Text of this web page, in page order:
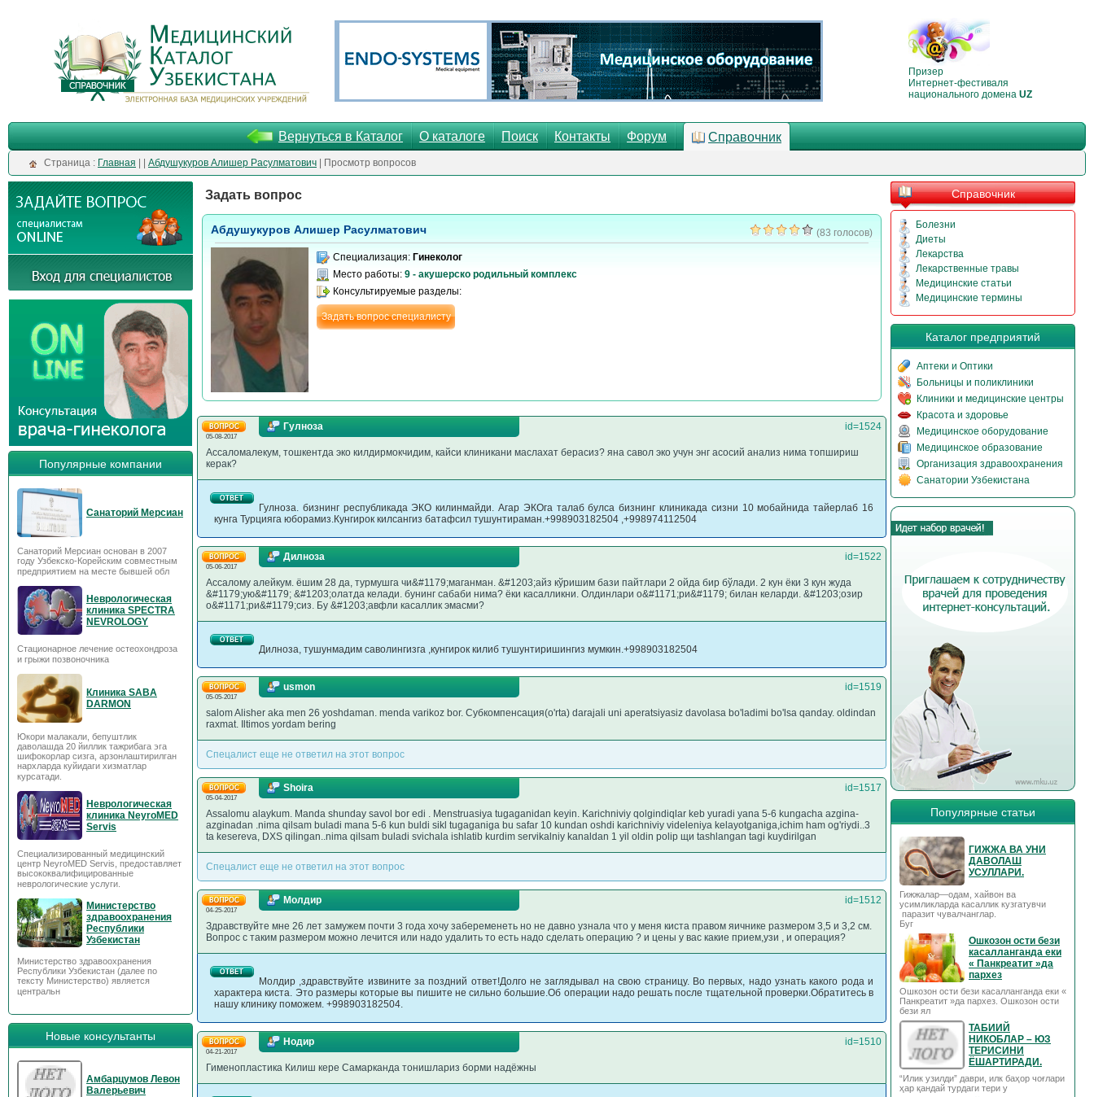
Призер
Интернет-фестиваля
национального домена UZ
Вернуться в Каталог О каталоге Поиск Контакты Форум Справочник
Cтраница : Главная Абдушукуров Алишер Расулматович | Просмотр вопросов
Популярные компании
Санаторий Мерсиан
Санаторий Мерсиан основан в 2007
году Узбекско-Корейским совместным
предприятием на месте бывшей обл
Неврологическая
клиника SPECTRA
NEVROLOGY
Стационарное лечение остеохондроза
и грыжи позвоночника
Клиника SABA
DARMON
Юкори малакали, бепуштлик
даволашда 20 йиллик тажрибага эга
шифокорлар сизга, арзонлаштирилган
нархларда куйидаги хизматлар
курсатади.
Неврологическая
клиника NeyroMED
Servis
Специализированный медицинский
центр NeyroMED Servis, предоставляет
высококвалифицированные
неврологические услуги.
Министерство
здравоохранения
Республики
Узбекистан
Министерство здравоохранения
Республики Узбекистан (далее по
тексту Министерство) является
центральн
Новые консультанты
Амбарцумов Левон
Валерьевич
Задать вопрос
Абдушукуров Алишер Расулматович (83 голосов)
Специализация: Гинеколог
Место работы: 9 - акушерско родильный комплекс
Консультируемые разделы:
Задать вопрос специалисту
05-08-2017
Гулноза id=1524
Ассаломалекум, тошкентда эко килдирмокчидим, кайси клиникани маслахат берасиз? яна савол эко учун энг асосий анализ нима топшириш
керак?
Гулноза. бизнинг республикада ЭКО килинмайди. Агар ЭКОга талаб булса бизнинг клиникада сизни 10 мобайнида тайерлаб 16
кунга Турцияга юборамиз.Кунгирок килсангиз батафсил тушунтираман.+998903182504 ,+998974112504
05-06-2017
Дилноза id=1522
Ассалому алейкум. ёшим 28 да, турмушга чи&#1179;маганман. &#1203;айз кўришим бази пайтлари 2 ойда бир бўлади. 2 кун ёки 3 кун жуда
&#1179;ую&#1179; &#1203;олатда келади. бунинг сабаби нима? ёки касалликни. Олдинлари о&#1171;ри&#1179; билан келарди. &#1203;озир
о&#1171;ри&#1179;сиз. Бу &#1203;авфли касаллик эмасми?
Дилноза, тушунмадим саволингизга ,кунгирок килиб тушунтиришингиз мумкин.+998903182504
05-05-2017
usmon id=1519
salom Alisher aka men 26 yoshdaman. menda varikoz bor. Субкомпенсация(o'rta) darajali uni aperatsiyasiz davolasa bo'ladimi bo'lsa qanday. oldindan
raxmat. Iltimos yordam bering
Спецалист еще не ответил на этот вопрос
05-04-2017
Shoira id=1517
Assalomu alaykum. Manda shunday savol bor edi . Menstruasiya tugaganidan keyin. Karichniviy qolgindiqlar keb yuradi yana 5-6 kungacha azgina-
azginadan .nima qilsam buladi mana 5-6 kun buldi sikl tugaganiga bu safar 10 kundan oshdi karichniviy videleniya kelayotganiga,ichim ham og'riydi..3
ta kesereva, DXS qilingan..nima qilsam buladi svichala ishlatib kurdim servikalniy kanaldan 1 yil oldin polip щи tashlangan tagi kuydirilgan
Спецалист еще не ответил на этот вопрос
04-25-2017
Молдир id=1512
Здравствуйте мне 26 лет замужем почти 3 года хочу забеременеть но не давно узнала что у меня киста правом яичнике размером 3,5 и 3,2 см.
Вопрос с таким размером можно лечится или надо удалить то есть надо сделать операцию ? и цены у вас какие прием,узи , и операция?
Молдир ,здравствуйте извините за поздний ответ!Долго не заглядывал на свою страницу. Во первых, надо узнать какого рода и
характера киста. Это размеры которые вы пишите не сильно большие.Об операции надо решать после тщательной проверки.Обратитесь в
нашу клинику поможем. +998903182504.
04-21-2017
Нодир id=1510
Гименопластика Килиш кере Самарканда тонишлариз борми надёжны
Справочник
Болезни
Диеты
Лекарства
Лекарственные травы
Медицинские статьи
Медицинские термины
Каталог предприятий
Аптеки и Оптики
Больницы и поликлиники
Клиники и медицинские центры
Красота и здоровье
Медицинское оборудование
Медицинское образование
Организация здравоохранения
Санатории Узбекистана
Популярные статьи
ГИЖЖА ВА УНИ
ДАВОЛАШ
УСУЛЛАРИ.
Гижжалар—одам, хайвон ва
усимликларда касаллик кузгатувчи
паразит чувалчанглар.
Буг
Ошкозон ости бези
касалланганда еки
« Панкреатит »да
пархез
Ошкозон ости бези касалланганда еки «
Панкреатит »да пархез. Ошкозон ости
бези ял
ТАБИИЙ
НИКОБЛАР – ЮЗ
ТЕРИСИНИ
ЁШАРТИРАДИ.
“Илик узилди” даври, илк баҳор чоғлари
ҳар қандай турдаги тери у